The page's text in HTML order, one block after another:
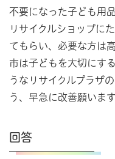
不要になった子ども用
リサイクルショップに
てもらい、必要な方は
市は子どもを大切にす
うなリサイクルプラザ
う、早急に改善願います
回答